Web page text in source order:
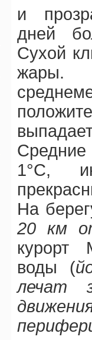
и
дней
Сухой
1°С,
На
20 км
курорт
воды (
лечат